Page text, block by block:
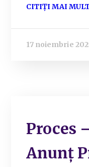
CITIȚI MAI
17 noiembrie
Proces
Anunț